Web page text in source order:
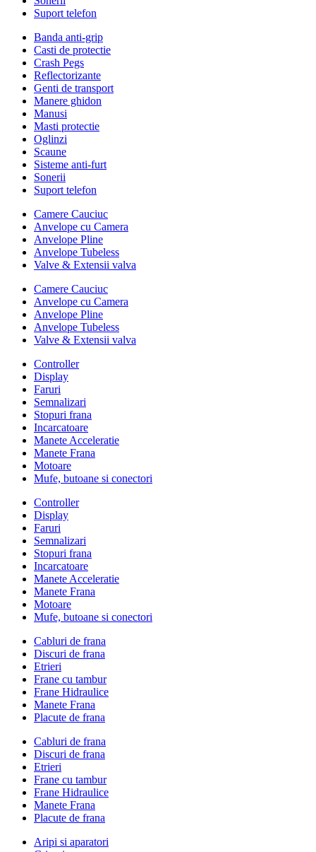
Suport telefon
Banda anti-grip
Casti de protectie
Crash Pegs
Reflectorizante
Genti de transport
Manere ghidon
Manusi
Masti protectie
Oglinzi
Scaune
Sisteme anti-furt
Sonerii
Suport telefon
Camere Cauciuc
Anvelope cu Camera
Anvelope Pline
Anvelope Tubeless
Valve & Extensii valva
Camere Cauciuc
Anvelope cu Camera
Anvelope Pline
Anvelope Tubeless
Valve & Extensii valva
Controller
Display
Faruri
Semnalizari
Stopuri frana
Incarcatoare
Manete Acceleratie
Manete Frana
Motoare
Mufe, butoane si conectori
Controller
Display
Faruri
Semnalizari
Stopuri frana
Incarcatoare
Manete Acceleratie
Manete Frana
Motoare
Mufe, butoane si conectori
Cabluri de frana
Discuri de frana
Etrieri
Frane cu tambur
Frane Hidraulice
Manete Frana
Placute de frana
Cabluri de frana
Discuri de frana
Etrieri
Frane cu tambur
Frane Hidraulice
Manete Frana
Placute de frana
Aripi si aparatori